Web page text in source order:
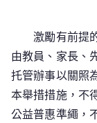
激勵有前提的
由教員、家長、
托管辦事以關照
本舉措措施，不
公益普惠準繩，